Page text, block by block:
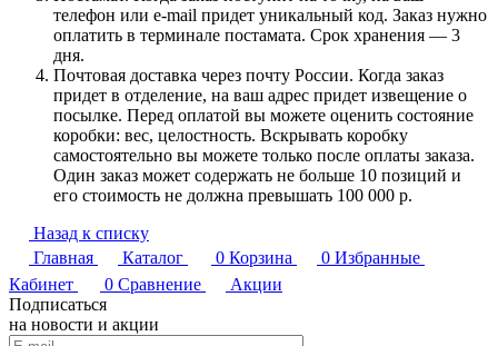
телефон или e-mail придет уникальный код. Заказ нужно
оплатить в терминале постамата. Срок хранения — 3
дня.
Почтовая доставка через почту России. Когда заказ
придет в отделение, на ваш адрес придет извещение о
посылке. Перед оплатой вы можете оценить состояние
коробки: вес, целостность. Вскрывать коробку
самостоятельно вы можете только после оплаты заказа.
Один заказ может содержать не больше 10 позиций и
его стоимость не должна превышать 100 000 р.
Назад к списку
Главная
Каталог 0 Корзина 0 Избранные
Кабинет
0 Сравнение
Акции
Подписаться
на новости и акции